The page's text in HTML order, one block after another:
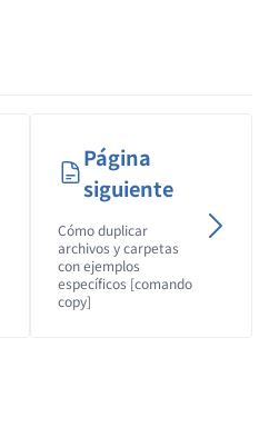
Página
siguiente
Cómo duplicar
archivos y carpetas
con ejemplos
específicos [comando
copy]